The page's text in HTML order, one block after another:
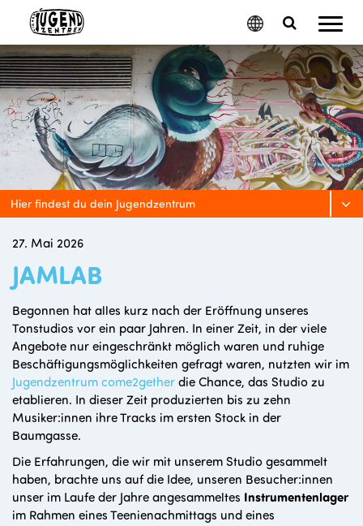
Menu
Toggle
Search
Google
Translate
Hier findest du dein Jugendzentrum
27. Mai 2026
JAMLAB
Begonnen hat alles kurz nach der Eröffnung unseres
Tonstudios vor ein paar Jahren. In einer Zeit, in der viele
Angebote nur eingeschränkt möglich waren und ruhige
Beschäftigungsmöglichkeiten gefragt waren, nutzten wir im
Jugendzentrum come2getherdie Chance, das Studio zu
etablieren. In dieser Zeit produzierten bis zu zehn
Musiker:innen ihre Tracks im ersten Stock in der
Baumgasse.
Die Erfahrungen, die wir mit unserem Studio gesammelt
haben, brachte uns auf die Idee, unseren Besucher:innen
unser im Laufe der Jahre angesammeltes Instrumentenlager
im Rahmen eines Teenienachmittags und eines